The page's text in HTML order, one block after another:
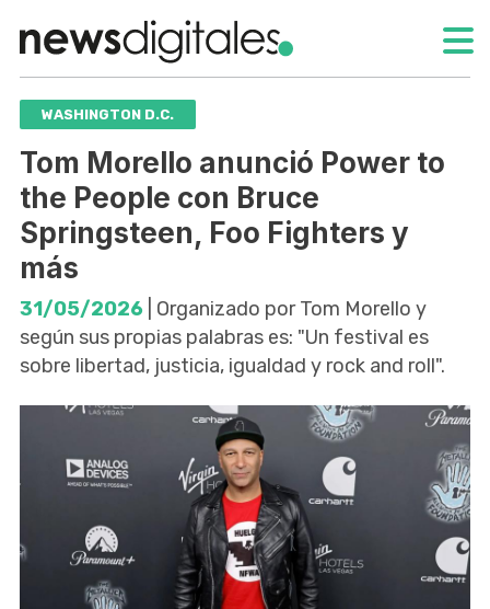
WASHINGTON D.C.
Tom Morello anunció Power to
the People con Bruce
Springsteen, Foo Fighters y
más
31/05/2026 | Organizado por Tom Morello y
según sus propias palabras es: "Un festival es
sobre libertad, justicia, igualdad y rock and roll".